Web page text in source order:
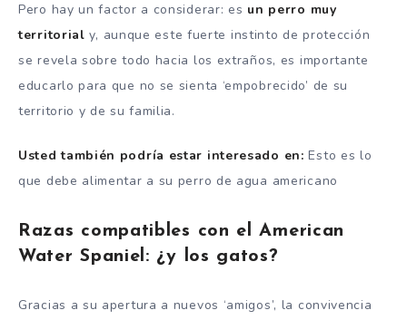
Pero hay un factor a considerar: es un perro muy
territorial y, aunque este fuerte instinto de protección
se revela sobre todo hacia los extraños, es importante
educarlo para que no se sienta ‘empobrecido’ de su
territorio y de su familia.
Usted también podría estar interesado en: Esto es lo
que debe alimentar a su perro de agua americano
Razas compatibles con el American
Water Spaniel: ¿y los gatos?
Gracias a su apertura a nuevos ‘amigos’, la convivencia